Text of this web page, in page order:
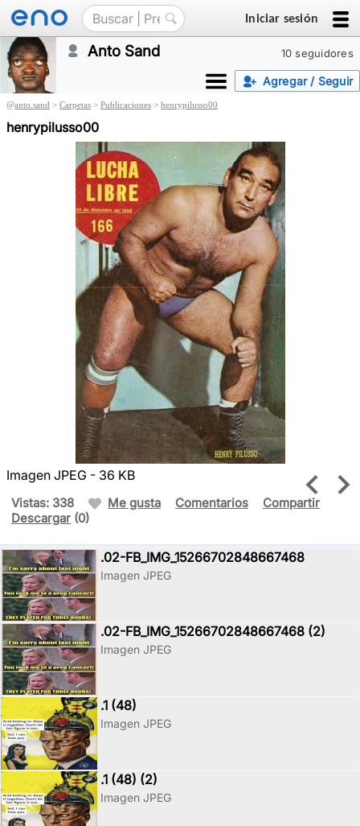
Iniciar sesión
10 seguidores
Anto Sand
Agregar / Seguir
@anto.sand > Carpetas > Publicaciones > henrypilusso00
henrypilusso00
Imagen JPEG - 36 KB
Vistas: 338 Me gusta Comentarios
Compartir
Descargar (0)
.02-FB_IMG_15266702848667468
Imagen JPEG
.02-FB_IMG_15266702848667468 (2)
Imagen JPEG
.1 (48)
Imagen JPEG
.1 (48) (2)
Imagen JPEG